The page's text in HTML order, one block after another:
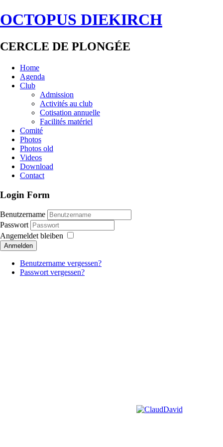
OCTOPUS DIEKIRCH
CERCLE DE PLONGÉE
Home
Agenda
Club
Admission
Activités au club
Cotisation annuelle
Facilités matériel
Comité
Photos
Photos old
Videos
Download
Contact
Login Form
Benutzername
Passwort
Angemeldet bleiben
Anmelden
Benutzername vergessen?
Passwort vergessen?